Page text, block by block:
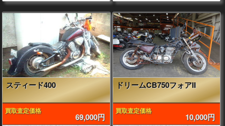
スティード400
買取査定価格
69,000円
ドリームCB750フォアII
買取査定価格
10,000円